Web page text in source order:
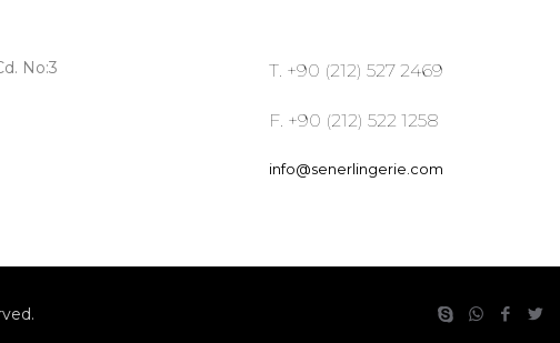
No:3
T. +90 (212) 527 2469
F. +90 (212) 522 1258
info@senerlingerie.com